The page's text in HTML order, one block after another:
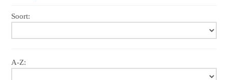
Soort:
A-Z: